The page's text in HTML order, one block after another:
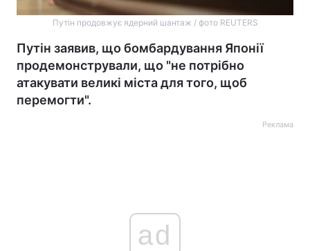
Путін продовжує ядерний шантаж / фото REUTERS
Путін заявив, що бомбардування Японії
продемонстрували, що "не потрібно
атакувати великі міста для того, щоб
перемогти".
Реклама
ad